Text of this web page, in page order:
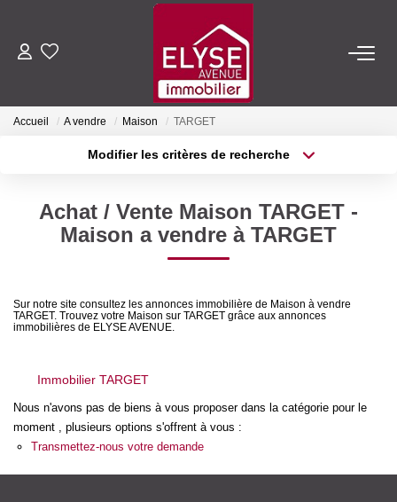
ACHETER
NOTRE AGENCE
Nos Actualités
Accueil A vendre Maison TARGET
Modifier les critères de recherche
Sélectionnez...
Type de bien
Surface min
Créer une alerte
Achat / Vente Maison TARGET -
Maison a vendre à TARGET
Sur notre site consultez les annonces immobilière de Maison à vendre
TARGET. Trouvez votre Maison sur TARGET grâce aux annonces
immobilières de ELYSE AVENUE.
Immobilier TARGET
Nous n'avons pas de biens à vous proposer dans la catégorie pour le
moment , plusieurs options s'offrent à vous :
Transmettez-nous votre demande